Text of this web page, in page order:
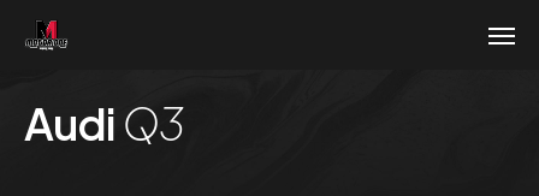
Audi Q3